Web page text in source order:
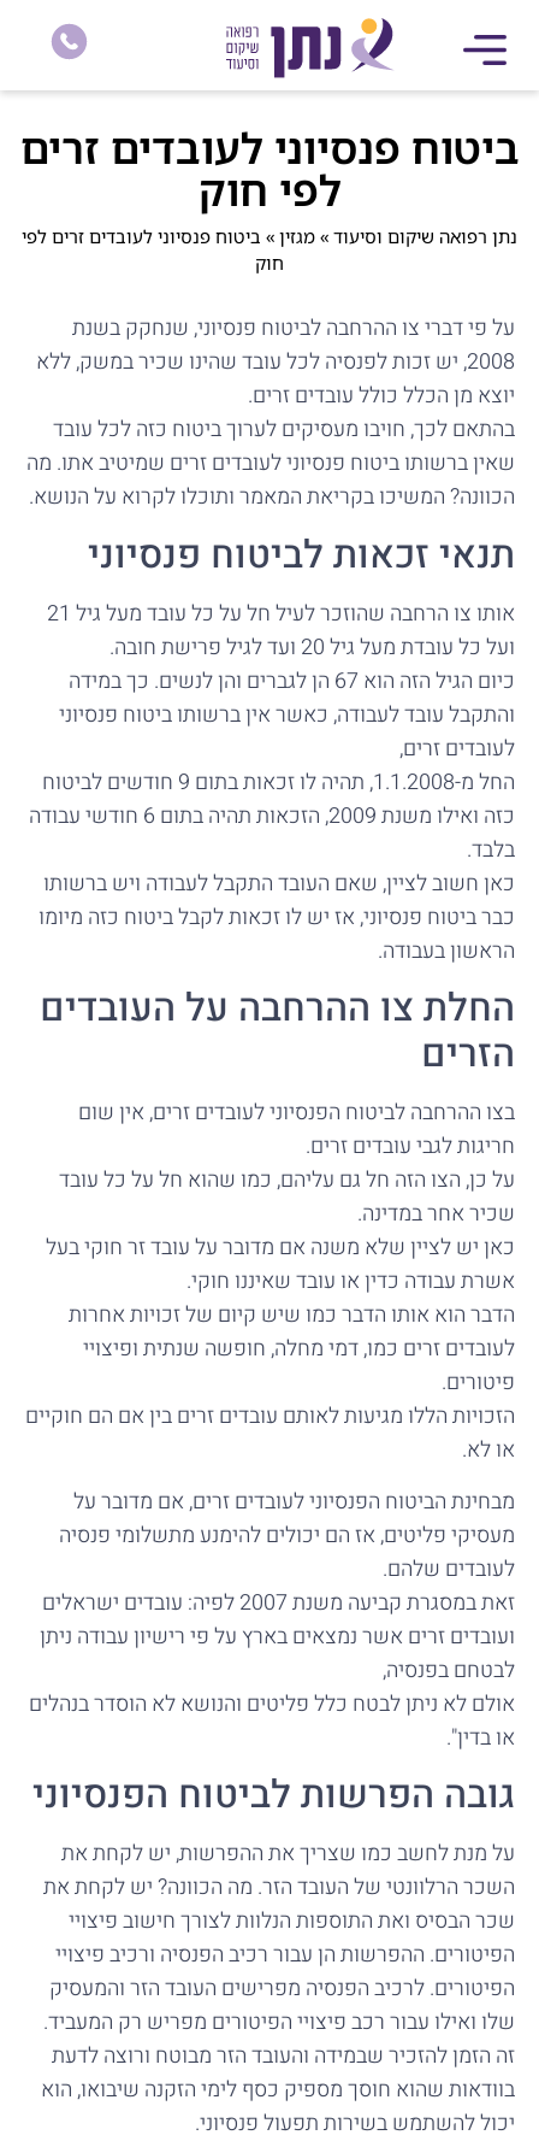
ביטוח פנסיוני לעובדים זרים
לפי חוק
נתן רפואה שיקום וסיעוד » מגזין » ביטוח פנסיוני לעובדים זרים לפי
חוק
על פי דברי צו ההרחבה לביטוח פנסיוני, שנחקק בשנת
2008, יש זכות לפנסיה לכל עובד שהינו שכיר במשק, ללא
יוצא מן הכלל כולל עובדים זרים.
בהתאם לכך, חויבו מעסיקים לערוך ביטוח כזה לכל עובד
שאין ברשותו ביטוח פנסיוני לעובדים זרים שמיטיב אתו. מה
הכוונה? המשיכו בקריאת המאמר ותוכלו לקרוא על הנושא.
תנאי זכאות לביטוח פנסיוני
אותו צו הרחבה שהוזכר לעיל חל על כל עובד מעל גיל 21
ועל כל עובדת מעל גיל 20 ועד לגיל פרישת חובה.
כיום הגיל הזה הוא 67 הן לגברים והן לנשים. כך במידה
והתקבל עובד לעבודה, כאשר אין ברשותו ביטוח פנסיוני
לעובדים זרים,
החל מ-1.1.2008, תהיה לו זכאות בתום 9 חודשים לביטוח
כזה ואילו משנת 2009, הזכאות תהיה בתום 6 חודשי עבודה
בלבד.
כאן חשוב לציין, שאם העובד התקבל לעבודה ויש ברשותו
כבר ביטוח פנסיוני, אז יש לו זכאות לקבל ביטוח כזה מיומו
הראשון בעבודה.
החלת צו ההרחבה על העובדים
הזרים
בצו ההרחבה לביטוח הפנסיוני לעובדים זרים, אין שום
חריגות לגבי עובדים זרים.
על כן, הצו הזה חל גם עליהם, כמו שהוא חל על כל עובד
שכיר אחר במדינה.
כאן יש לציין שלא משנה אם מדובר על עובד זר חוקי בעל
אשרת עבודה כדין או עובד שאיננו חוקי.
הדבר הוא אותו הדבר כמו שיש קיום של זכויות אחרות
לעובדים זרים כמו, דמי מחלה, חופשה שנתית ופיצויי
פיטורים.
הזכויות הללו מגיעות לאותם עובדים זרים בין אם הם חוקיים
או לא.
מבחינת הביטוח הפנסיוני לעובדים זרים, אם מדובר על
מעסיקי פליטים, אז הם יכולים להימנע מתשלומי פנסיה
לעובדים שלהם.
זאת במסגרת קביעה משנת 2007 לפיה: עובדים ישראלים
ועובדים זרים אשר נמצאים בארץ על פי רישיון עבודה ניתן
לבטחם בפנסיה,
אולם לא ניתן לבטח כלל פליטים והנושא לא הוסדר בנהלים
או בדין".
גובה הפרשות לביטוח הפנסיוני
על מנת לחשב כמו שצריך את ההפרשות, יש לקחת את
השכר הרלוונטי של העובד הזר. מה הכוונה? יש לקחת את
שכר הבסיס ואת התוספות הנלוות לצורך חישוב פיצויי
הפיטורים. ההפרשות הן עבור רכיב הפנסיה ורכיב פיצויי
הפיטורים. לרכיב הפנסיה מפרישים העובד הזר והמעסיק
שלו ואילו עבור רכב פיצויי הפיטורים מפריש רק המעביד.
זה הזמן להזכיר שבמידה והעובד הזר מבוטח ורוצה לדעת
בוודאות שהוא חוסך מספיק כסף לימי הזקנה שיבואו, הוא
יכול להשתמש בשירות תפעול פנסיוני.